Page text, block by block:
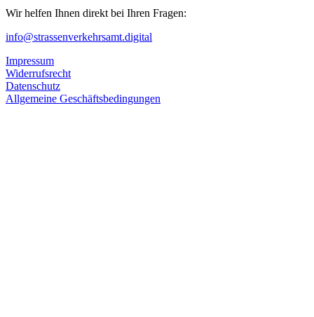
Wir helfen Ihnen direkt bei Ihren Fragen:
info@strassenverkehrsamt.digital
Impressum
Widerrufsrecht
Datenschutz
Allgemeine Geschäftsbedingungen